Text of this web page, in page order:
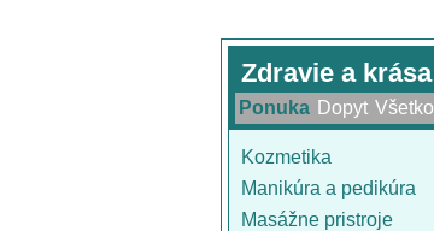
Zdravie a krása
Ponuka Dopyt Všetko
Kozmetika
Manikúra a pedikúra
Masážne pristroje